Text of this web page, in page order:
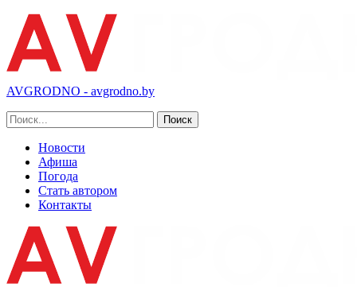
AVGRODNO - avgrodno.by
Новости
Афиша
Погода
Стать автором
Контакты